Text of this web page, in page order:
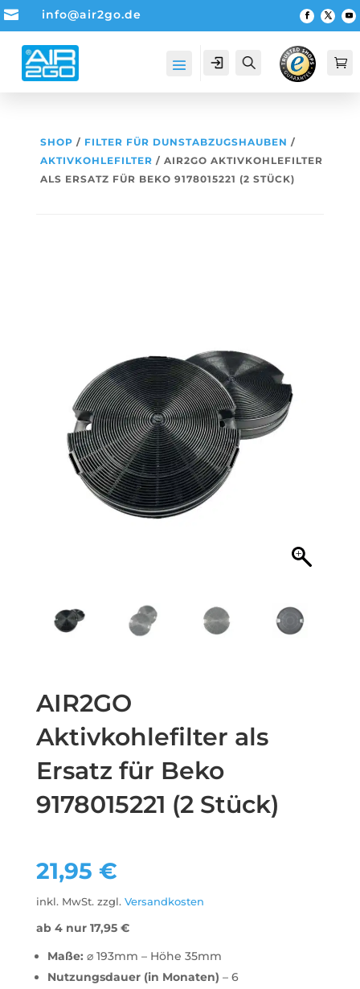
 info@air2go.de
Account Suche 
SHOP / FILTER FÜR DUNSTABZUGSHAUBEN /
AKTIVKOHLEFILTER / AIR2GO AKTIVKOHLEFILTER
ALS ERSATZ FÜR BEKO 9178015221 (2 STÜCK)
AIR2GO
Aktivkohlefilter als
Ersatz für Beko
9178015221 (2 Stück)
21,95 €
inkl. MwSt. zzgl. Versandkosten
ab 4 nur 17,95 €
Maße: ⌀ 193mm – Höhe 35mm
Nutzungsdauer (in Monaten) – 6